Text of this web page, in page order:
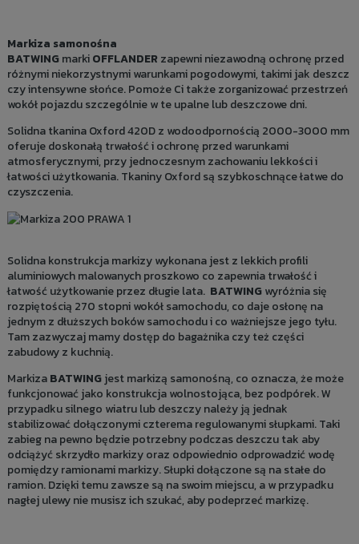
Markiza samonośna
BATWINGmarkiOFFLANDER zapewni niezawodną ochronę przed
różnymi niekorzystnymi warunkami pogodowymi, takimi jak deszcz
czy intensywne słońce. Pomoże Ci także zorganizować przestrzeń
wokół pojazdu szczególnie w te upalne lub deszczowe dni.
Solidna tkanina Oxford 420Dz wodoodpornością 2000-3000 mm
oferuje doskonałą trwałość i ochronę przed warunkami
atmosferycznymi, przy jednoczesnym zachowaniu lekkości i
łatwości użytkowania. Tkaniny Oxford są szybkoschnące łatwe do
czyszczenia.
Solidna konstrukcja markizy wykonana jest z lekkich profili
aluminiowych malowanych proszkowo co zapewnia trwałość i
łatwość użytkowanie przez długie lata. BATWINGwyróżnia się
rozpiętością 270 stopni wokół samochodu, co daje osłonę na
jednym z dłuższych boków samochodu i co ważniejsze jego tyłu.
Tam zazwyczaj mamy dostęp do bagażnika czy też części
zabudowy z kuchnią.
MarkizaBATWINGjest markizą samonośną, co oznacza, że może
funkcjonować jako konstrukcja wolnostojąca, bez podpórek. W
przypadku silnego wiatru lub deszczy należy ją jednak
stabilizować dołączonymi czterema regulowanymi słupkami. Taki
zabieg na pewno będzie potrzebny podczas deszczu tak aby
odciążyć skrzydło markizy oraz odpowiednio odprowadzić wodę
pomiędzy ramionami markizy. Słupki dołączone są na stałe do
ramion. Dzięki temu zawsze są na swoim miejscu, a w przypadku
nagłej ulewy nie musisz ich szukać, aby podeprzeć markizę.